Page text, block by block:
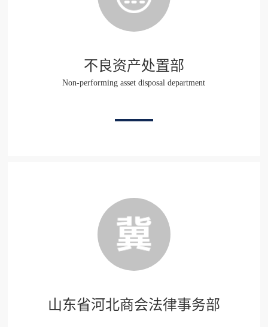
不良资产处置部
Non-performing asset disposal department
山东省河北商会法律事务部